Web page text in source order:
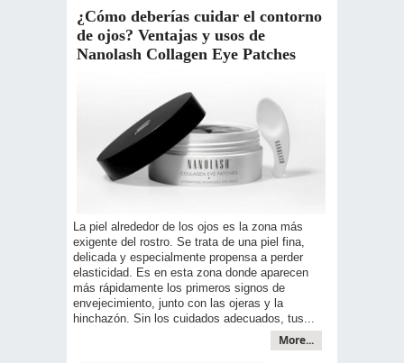
¿Cómo deberías cuidar el contorno
de ojos? Ventajas y usos de
Nanolash Collagen Eye Patches
La piel alrededor de los ojos es la zona más
exigente del rostro. Se trata de una piel fina,
delicada y especialmente propensa a perder
elasticidad. Es en esta zona donde aparecen
más rápidamente los primeros signos de
envejecimiento, junto con las ojeras y la
hinchazón. Sin los cuidados adecuados, tus...
More...